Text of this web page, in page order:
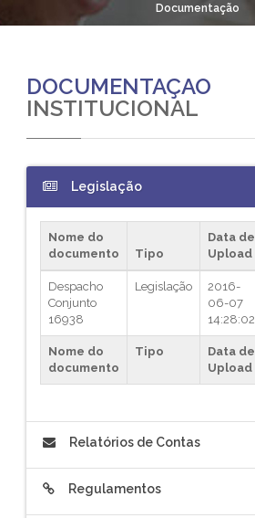
Documentação
DOCUMENTAÇAO
INSTITUCIONAL
Legislação
Nome do
documento
Tipo
Data de
Upload
Despacho
Conjunto
16938
Legislação
2016-
06-07
14:28:02
Nome do
documento
Tipo
Data de
Upload
Relatórios de Contas
Regulamentos